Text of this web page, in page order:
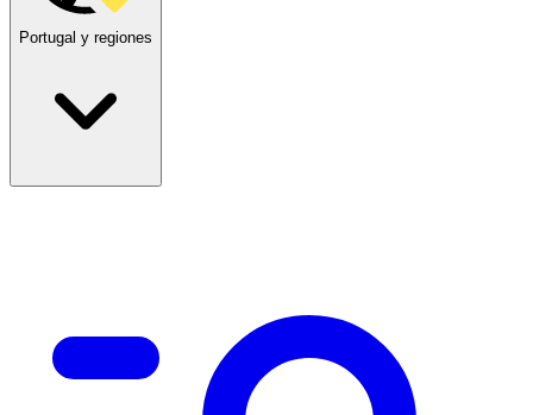
Portugal y regiones